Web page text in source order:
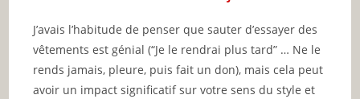
J’avais l’habitude de penser que sauter d’essayer des
vêtements est génial (“Je le rendrai plus tard” … Ne le
rends jamais, pleure, puis fait un don), mais cela peut
avoir un impact significatif sur votre sens du style et